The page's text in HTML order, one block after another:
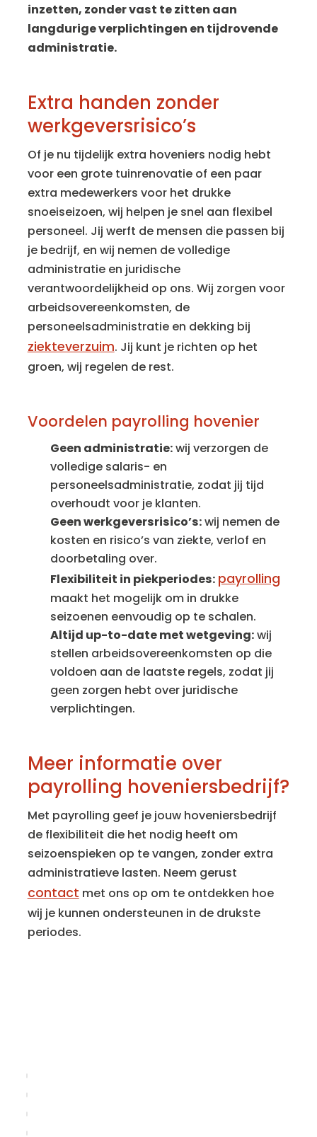
inzetten, zonder vast te zitten aan
langdurige verplichtingen en tijdrovende
administratie.
Extra handen zonder
werkgeversrisico’s
Of je nu tijdelijk extra hoveniers nodig hebt
voor een grote tuinrenovatie of een paar
extra medewerkers voor het drukke
snoeiseizoen, wij helpen je snel aan flexibel
personeel. Jij werft de mensen die passen bij
je bedrijf, en wij nemen de volledige
administratie en juridische
verantwoordelijkheid op ons. Wij zorgen voor
arbeidsovereenkomsten, de
personeelsadministratie en dekking bij
ziekteverzuim. Jij kunt je richten op het
groen, wij regelen de rest.
Voordelen payrolling hovenier
Geen administratie:wij verzorgen de
volledige salaris- en
personeelsadministratie, zodat jij tijd
overhoudt voor je klanten.
Geen werkgeversrisico’s:wij nemen de
kosten en risico’s van ziekte, verlof en
doorbetaling over.
Flexibiliteit in piekperiodes: payrolling
maakt het mogelijk om in drukke
seizoenen eenvoudig op te schalen.
Altijd up-to-date met wetgeving:wij
stellen arbeidsovereenkomsten op die
voldoen aan de laatste regels, zodat jij
geen zorgen hebt over juridische
verplichtingen.
Meer informatie over
payrolling hoveniersbedrijf?
Met payrolling geef je jouw hoveniersbedrijf
de flexibiliteit die het nodig heeft om
seizoenspieken op te vangen, zonder extra
administratieve lasten. Neem gerust
contact met ons op om te ontdekken hoe
wij je kunnen ondersteunen in de drukste
periodes.